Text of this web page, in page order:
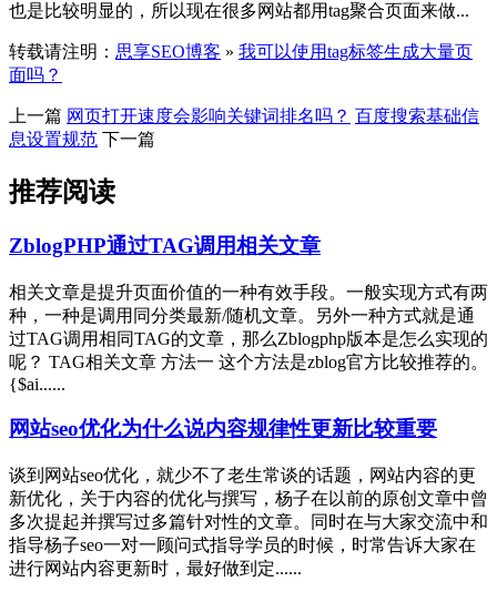
也是比较明显的，所以现在很多网站都用tag聚合页面来做...
转载请注明： 思享SEO博客 » 我可以使用tag标签生成大量页
面吗？
上一篇 网页打开速度会影响关键词排名吗？ 百度搜索基础信
息设置规范 下一篇
推荐阅读
ZblogPHP通过TAG调用相关文章
相关文章是提升页面价值的一种有效手段。一般实现方式有两
种，一种是调用同分类最新/随机文章。另外一种方式就是通
过TAG调用相同TAG的文章，那么Zblogphp版本是怎么实现的
呢？ TAG相关文章 方法一 这个方法是zblog官方比较推荐的。
{$ai......
网站seo优化为什么说内容规律性更新比较重要
谈到网站seo优化，就少不了老生常谈的话题，网站内容的更
新优化，关于内容的优化与撰写，杨子在以前的原创文章中曾
多次提起并撰写过多篇针对性的文章。同时在与大家交流中和
指导杨子seo一对一顾问式指导学员的时候，时常告诉大家在
进行网站内容更新时，最好做到定......